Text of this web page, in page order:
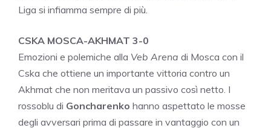
Liga si infiamma sempre di più.
CSKA MOSCA-AKHMAT 3-0
Emozioni e polemiche alla Veb Arena di Mosca con il
Cska che ottiene un importante vittoria contro un
Akhmat che non meritava un passivo così netto. I
rossoblu di Goncharenko hanno aspettato le mosse
degli avversari prima di passare in vantaggio con un